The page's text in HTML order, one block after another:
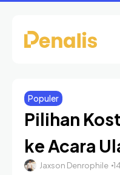
Populer
Pilihan
ke Acara
Jaxson Denrophile